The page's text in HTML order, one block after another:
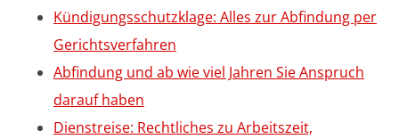
Kündigungsschutzklage: Alles zur Abfindung per
Gerichtsverfahren
Abfindung und ab wie viel Jahren Sie Anspruch
darauf haben
Dienstreise: Rechtliches zu Arbeitszeit,